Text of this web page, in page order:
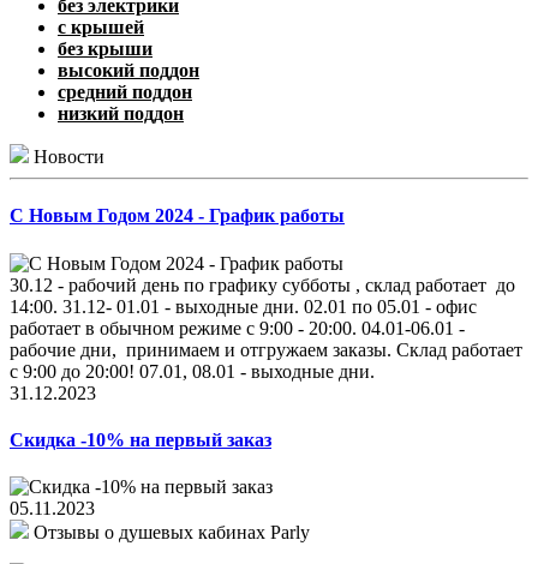
без электрики
с крышей
без крыши
высокий поддон
средний поддон
низкий поддон
Новости
С Новым Годом 2024 - График работы
30.12 - рабочий день по графику субботы , склад работает до
14:00. 31.12- 01.01 - выходные дни. 02.01 по 05.01 - офис
работает в обычном режиме с 9:00 - 20:00. 04.01-06.01 -
рабочие дни, принимаем и отгружаем заказы. Склад работает
с 9:00 до 20:00! 07.01, 08.01 - выходные дни.
31.12.2023
Скидка -10% на первый заказ
05.11.2023
Отзывы о душевых кабинах Parly